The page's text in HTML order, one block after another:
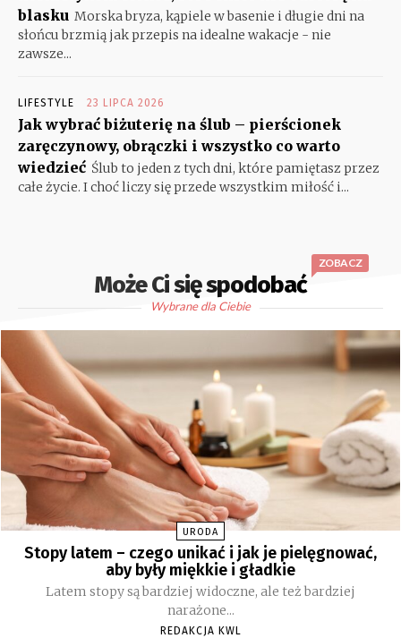
blasku Morska bryza, kąpiele w basenie i długie dni na
słońcu brzmią jak przepis na idealne wakacje - nie
zawsze...
LIFESTYLE 23 LIPCA 2026
Jak wybrać biżuterię na ślub – pierścionek
zaręczynowy, obrączki i wszystko co warto
wiedzieć Ślub to jeden z tych dni, które pamiętasz przez
całe życie. I choć liczy się przede wszystkim miłość i...
Może Ci się spodobać
ZOBACZ
Wybrane dla Ciebie
URODA
Stopy latem – czego unikać i jak je pielęgnować,
aby były miękkie i gładkie
Latem stopy są bardziej widoczne, ale też bardziej
narażone...
REDAKCJA KWL